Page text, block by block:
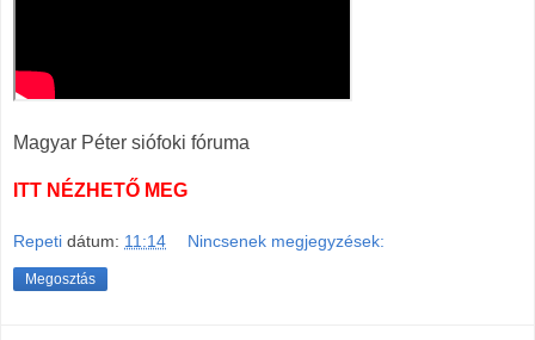
Magyar Péter siófoki fóruma
ITT NÉZHETŐ MEG
Repeti dátum: 11:14 Nincsenek megjegyzések:
Megosztás